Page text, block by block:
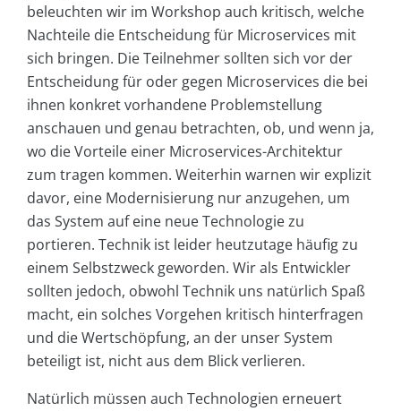
beleuchten wir im Workshop auch kritisch, welche
Nachteile die Entscheidung für Microservices mit
sich bringen. Die Teilnehmer sollten sich vor der
Entscheidung für oder gegen Microservices die bei
ihnen konkret vorhandene Problemstellung
anschauen und genau betrachten, ob, und wenn ja,
wo die Vorteile einer Microservices-Architektur
zum tragen kommen. Weiterhin warnen wir explizit
davor, eine Modernisierung nur anzugehen, um
das System auf eine neue Technologie zu
portieren. Technik ist leider heutzutage häufig zu
einem Selbstzweck geworden. Wir als Entwickler
sollten jedoch, obwohl Technik uns natürlich Spaß
macht, ein solches Vorgehen kritisch hinterfragen
und die Wertschöpfung, an der unser System
beteiligt ist, nicht aus dem Blick verlieren.
Natürlich müssen auch Technologien erneuert